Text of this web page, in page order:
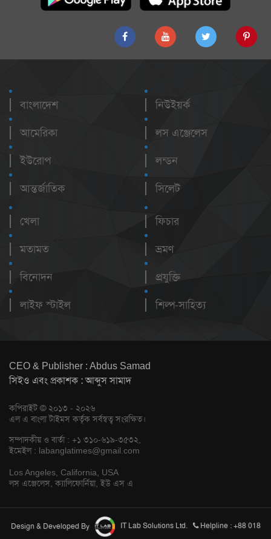
বাংলাদেশ
আমেরিকা
ইউরোপ
আন্তর্জাতিক
নিউইয়র্ক
লস এঞ্জেলেস
লন্ডন
সিলেট
খেলা
মতামত
বিনোদন
লাইফ স্টাইল
ফিচার
ভ্রমণ
প্রযুক্তি
শিল্প-সাহিত্য
CEO & Publisher : Abdus Samad
সিইও এবং প্রকাশক : আব্দুস সামাদ
কপিরাইট © ২০১৩ - ২০২৬
এল এ বাংলা টাইমস কর্তৃক সর্বস্বত্ব সংরক্ষিত।
সম্পাদকীয় ও বার্তা : +১ ৩১০-৬১৯-৩৫৩২,
ইমেইল : labanglatimes@gmail.com
Los Angeles, California, USA
লস এঞ্জেলেস, ক্যালিফোর্নিয়া, ইউ এস এ
Design & Developed By IT Lab Solutions Ltd. Helpline : +88 018